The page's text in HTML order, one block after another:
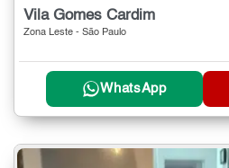
Vila Gomes Cardim
Zona Leste - São Paulo
WhatsApp